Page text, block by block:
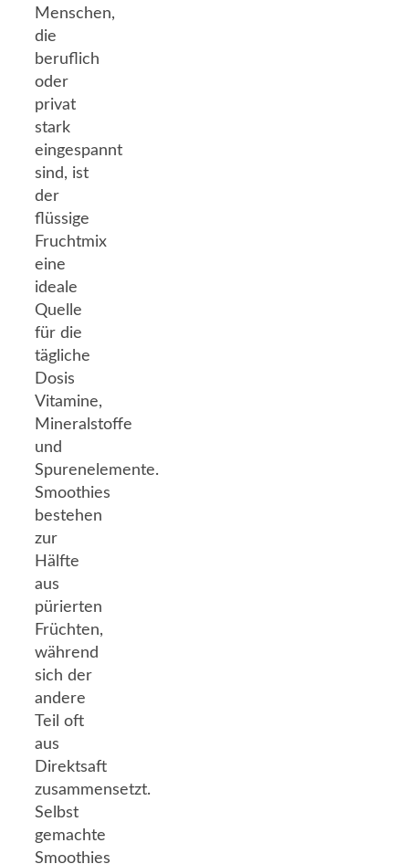
Menschen,
die
beruflich
oder
privat
stark
eingespannt
sind, ist
der
flüssige
Fruchtmix
eine
ideale
Quelle
für die
tägliche
Dosis
Vitamine,
Mineralstoffe
und
Spurenelemente.
Smoothies
bestehen
zur
Hälfte
aus
pürierten
Früchten,
während
sich der
andere
Teil oft
aus
Direktsaft
zusammensetzt.
Selbst
gemachte
Smoothies